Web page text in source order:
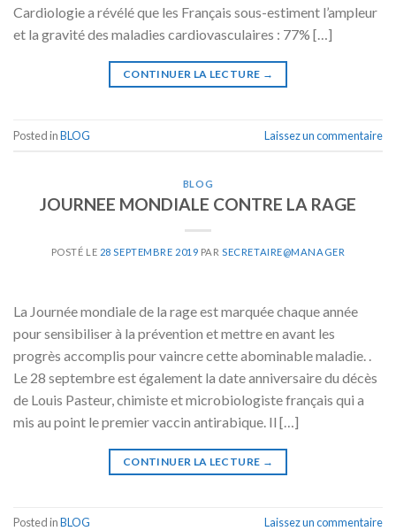
Cardiologie a révélé que les Français sous-estiment l’ampleur
et la gravité des maladies cardiovasculaires : 77% […]
CONTINUER LA LECTURE →
Posted inBLOG Laissez un commentaire
BLOG
JOURNEE MONDIALE CONTRE LA RAGE
POSTÉ LE 28 SEPTEMBRE 2019 PARSECRETAIRE@MANAGER
La Journée mondiale de la rage est marquée chaque année
pour sensibiliser à la prévention et mettre en avant les
progrès accomplis pour vaincre cette abominable maladie. .
Le 28 septembre est également la date anniversaire du décès
de Louis Pasteur, chimiste et microbiologiste français qui a
mis au point le premier vaccin antirabique. Il […]
CONTINUER LA LECTURE →
Posted inBLOG Laissez un commentaire